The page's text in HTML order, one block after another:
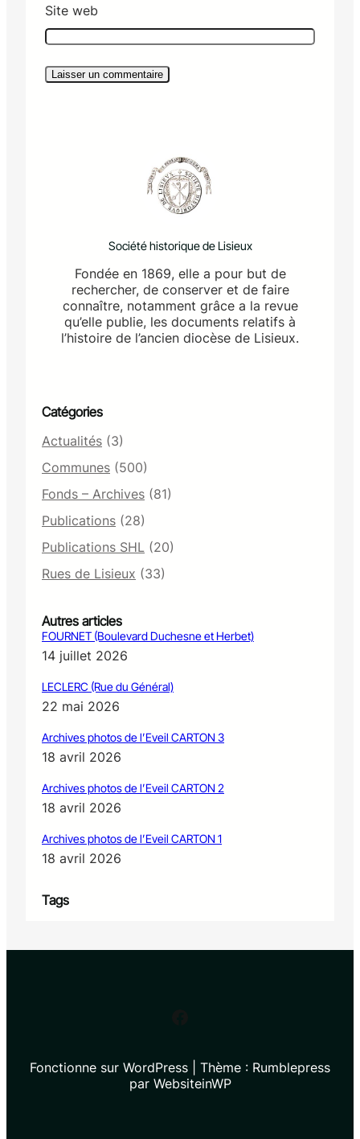
Site web
Société historique de Lisieux
Fondée en 1869, elle a pour but de
rechercher, de conserver et de faire
connaître, notamment grâce a la revue
qu’elle publie, les documents relatifs à
l’histoire de l’ancien diocèse de Lisieux.
Catégories
Actualités (3)
Communes (500)
Fonds – Archives (81)
Publications (28)
Publications SHL (20)
Rues de Lisieux (33)
Autres articles
FOURNET (Boulevard Duchesne et Herbet)
14 juillet 2026
LECLERC (Rue du Général)
22 mai 2026
Archives photos de l’Eveil CARTON 3
18 avril 2026
Archives photos de l’Eveil CARTON 2
18 avril 2026
Archives photos de l’Eveil CARTON 1
18 avril 2026
Tags
Fonctionne sur WordPress | Thème : Rumblepress
par WebsiteinWP